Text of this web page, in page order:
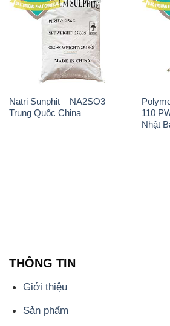
Natri Sunphit – NA2SO3
Trung Quốc China
110
Nhật
Chính sách và quy định chung
Tin tức
Liên hệ